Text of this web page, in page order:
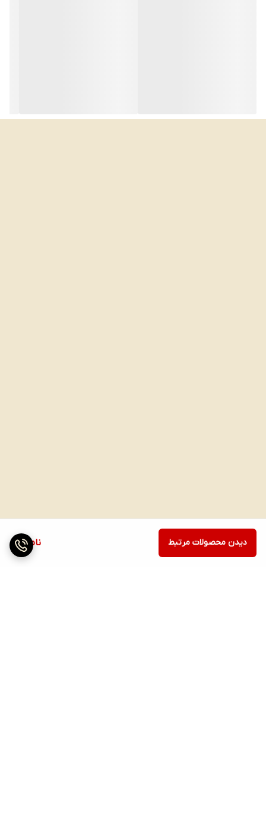
ناموجود دیدن محصولات مرتبط